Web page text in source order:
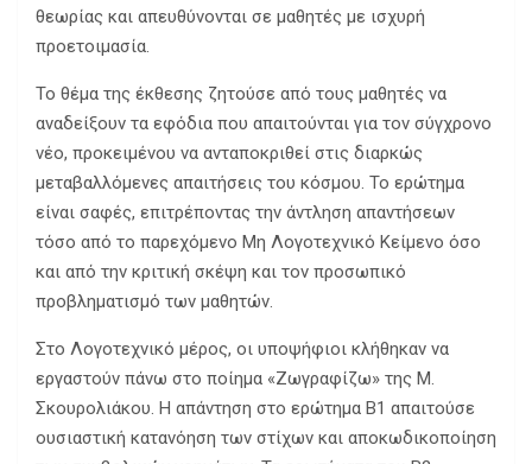
θεωρίας και απευθύνονται σε μαθητές με ισχυρή
προετοιμασία.
Το θέμα της έκθεσης ζητούσε από τους μαθητές να
αναδείξουν τα εφόδια που απαιτούνται για τον σύγχρονο
νέο, προκειμένου να ανταποκριθεί στις διαρκώς
μεταβαλλόμενες απαιτήσεις του κόσμου. Το ερώτημα
είναι σαφές, επιτρέποντας την άντληση απαντήσεων
τόσο από το παρεχόμενο Μη Λογοτεχνικό Κείμενο όσο
και από την κριτική σκέψη και τον προσωπικό
προβληματισμό των μαθητών.
Στο Λογοτεχνικό μέρος, οι υποψήφιοι κλήθηκαν να
εργαστούν πάνω στο ποίημα «Ζωγραφίζω» της Μ.
Σκουρολιάκου. Η απάντηση στο ερώτημα Β1 απαιτούσε
ουσιαστική κατανόηση των στίχων και αποκωδικοποίηση